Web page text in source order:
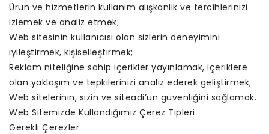
Ürün ve hizmetlerin kullanım alışkanlık ve tercihlerinizi
izlemek ve analiz etmek;
Web sitesinin kullanıcısı olan sizlerin deneyimini
iyileştirmek, kişiselleştirmek;
Reklam niteliğine sahip içerikler yayınlamak, içeriklere
olan yaklaşım ve tepkilerinizi analiz ederek geliştirmek;
Web sitelerinin, sizin ve siteadi’un güvenliğini sağlamak.
Web Sitemizde Kullandığımız Çerez Tipleri
Gerekli Çerezler